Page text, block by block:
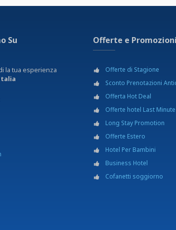
Su
la tua esperienza
Offerte e Promozioni
Offerte di Stagione
Sconto Prenotazioni
Offerta Hot Deal
Offerte hotel Last Minute
Long Stay Promotion
Offerte Estero
Hotel Per Bambini
Business Hotel
Cofanetti soggiorno